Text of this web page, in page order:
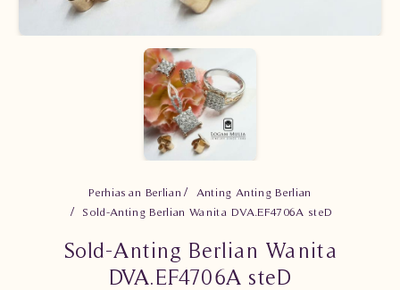
Perhiasan Berlian
Anting Anting Berlian
Sold-Anting Berlian Wanita DVA.EF4706A steD
Sold-Anting Berlian Wanita
DVA.EF4706A steD